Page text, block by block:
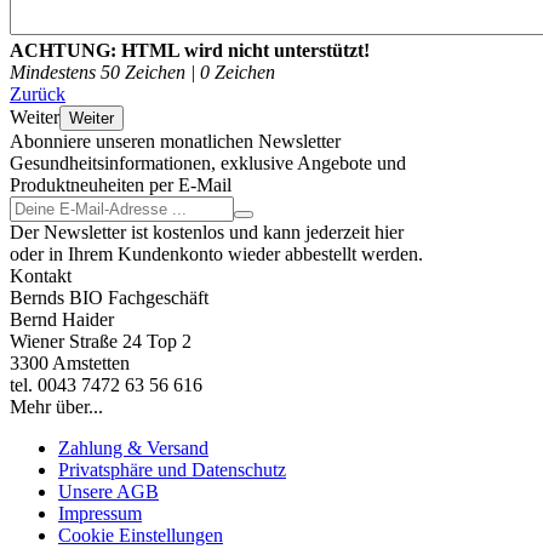
ACHTUNG: HTML wird nicht unterstützt!
Mindestens 50 Zeichen | 0 Zeichen
Zurück
Weiter Weiter
Abonniere unseren monatlichen Newsletter
Gesundheitsinformationen, exklusive Angebote und
Produktneuheiten per E-Mail
Der Newsletter ist kostenlos und kann jederzeit hier
oder in Ihrem Kundenkonto wieder abbestellt werden.
Kontakt
Bernds BIO Fachgeschäft
Bernd Haider
Wiener Straße 24 Top 2
3300 Amstetten
tel. 0043 7472 63 56 616
Mehr über...
Zahlung & Versand
Privatsphäre und Datenschutz
Unsere AGB
Impressum
Cookie Einstellungen